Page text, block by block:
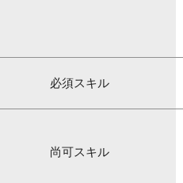
必須スキル
尚可スキル